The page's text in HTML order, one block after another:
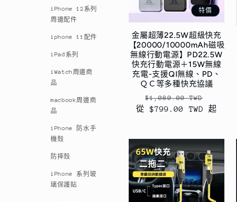
iPhone 12系列
周邊配件
iphone 11配件
iPad系列
iWatch周邊商
品
macbook周邊商
品
iPhone 防水手
機殼
防摔殼
iPhone 系列玻
璃保護貼
特價
金屬超薄22.5W超級快充
【20000/10000mAh磁吸
無線行動電源】PD22.5W
快充行動電源＋15W無線
充電-支援QI無線、PD、
ＱＣ等多種快充協議
定
價
$1,080.00 TWD
價
從 $799.00 TWD 起